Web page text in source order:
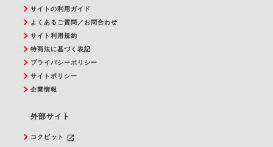
サイトの利用ガイド
よくあるご質問／お問合わせ
サイト利用規約
特商法に基づく表記
プライバシーポリシー
サイトポリシー
企業情報
外部サイト
コクピット
launch